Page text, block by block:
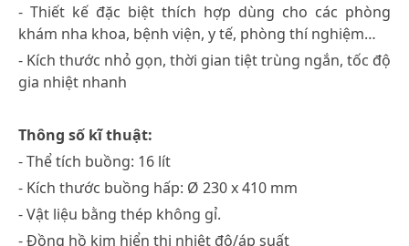
- Thiết kế đặc biệt thích hợp dùng cho các phòng
khám nha khoa, bệnh viện, y tế, phòng thí nghiệm…
- Kích thước nhỏ gọn, thời gian tiệt trùng ngắn, tốc độ
gia nhiệt nhanh
Thông số kĩ thuật:
- Thể tích buồng: 16 lít
- Kích thước buồng hấp: Ø 230 x 410 mm
- Vật liệu bằng thép không gỉ.
- Đồng hồ kim hiển thị nhiệt độ/áp suất